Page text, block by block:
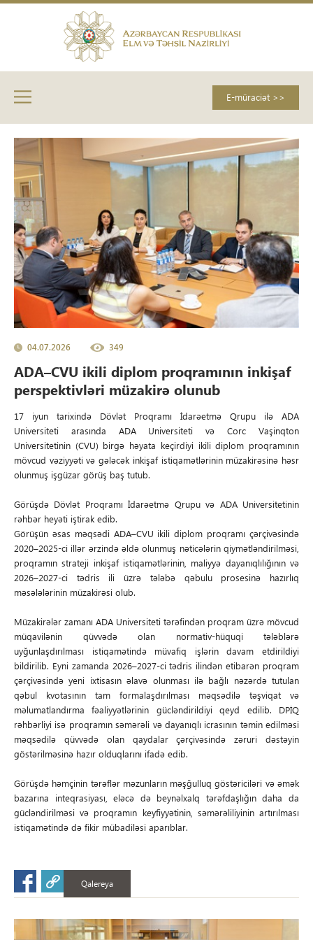
E-müraciət >>
04.07.2026 349
ADA–CVU ikili diplom proqramının inkişaf
perspektivləri müzakirə olunub
17 iyun tarixində Dövlət Proqramı İdarəetmə Qrupu ilə ADA
Universiteti arasında ADA Universiteti və Corc Vaşinqton
Universitetinin (CVU) birgə həyata keçirdiyi ikili diplom proqramının
mövcud vəziyyəti və gələcək inkişaf istiqamətlərinin müzakirəsinə həsr
olunmuş işgüzar görüş baş tutub.
Görüşdə Dövlət Proqramı İdarəetmə Qrupu və ADA Universitetinin
rəhbər heyəti iştirak edib.
Görüşün əsas məqsədi ADA–CVU ikili diplom proqramı çərçivəsində
2020–2025-ci illər ərzində əldə olunmuş nəticələrin qiymətləndirilməsi,
proqramın strateji inkişaf istiqamətlərinin, maliyyə dayanıqlılığının və
2026–2027-ci tədris ili üzrə tələbə qəbulu prosesinə hazırlıq
məsələlərinin müzakirəsi olub.
Müzakirələr zamanı ADA Universiteti tərəfindən proqram üzrə mövcud
müqavilənin qüvvədə olan normativ-hüquqi tələblərə
uyğunlaşdırılması istiqamətində müvafiq işlərin davam etdirildiyi
bildirilib. Eyni zamanda 2026–2027-ci tədris ilindən etibarən proqram
çərçivəsində yeni ixtisasın əlavə olunması ilə bağlı nəzərdə tutulan
qəbul kvotasının tam formalaşdırılması məqsədilə təşviqat və
məlumatlandırma fəaliyyətlərinin gücləndirildiyi qeyd edilib. DPİQ
rəhbərliyi isə proqramın səmərəli və dayanıqlı icrasının təmin edilməsi
məqsədilə qüvvədə olan qaydalar çərçivəsində zəruri dəstəyin
göstərilməsinə hazır olduqlarını ifadə edib.
Görüşdə həmçinin tərəflər məzunların məşğulluq göstəriciləri və əmək
bazarına inteqrasiyası, eləcə də beynəlxalq tərəfdaşlığın daha da
gücləndirilməsi və proqramın keyfiyyətinin, səmərəliliyinin artırılması
istiqamətində də fikir mübadiləsi aparıblar.
Qalereya